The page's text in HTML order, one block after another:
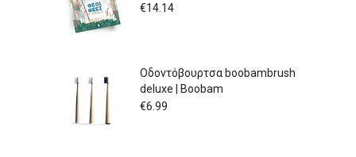
€14.14
Οδοντόβουρτσα boobambrush
deluxe | Boobam
€6.99